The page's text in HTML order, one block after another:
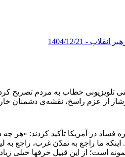
انقلاب - 1404/12/21
دی ماه امسال در پیامی تلویزیونی
از عزم راسخ، نقشه‌ی دشمنان خارجی
در آمریکا تأکید کردند: «هر
ما راجع به تمدّن غرب،
است؛ از این قبیل حرفها خیلی